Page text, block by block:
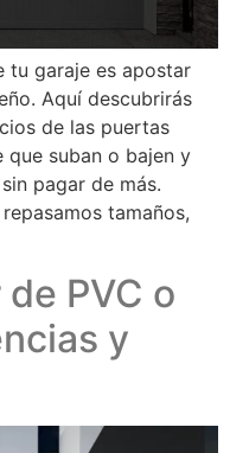
tu garaje es apostar
Aquí descubrirás
de las puertas
que suban o bajen y
pagar de más.
tamaños,
PVC o
y